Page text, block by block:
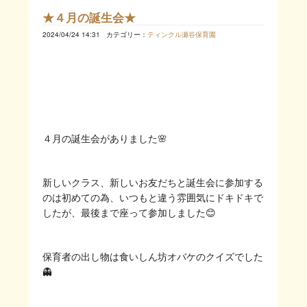
★４月の誕生会★
2024/04/24 14:31 カテゴリー： ティンクル瀬谷保育園
４月の誕生会がありました🌸
新しいクラス、新しいお友だちと誕生会に参加する
のは初めての為、いつもと違う雰囲気にドキドキで
したが、最後まで座って参加しました😊
保育者の出し物は食いしん坊オバケのクイズでした
👻